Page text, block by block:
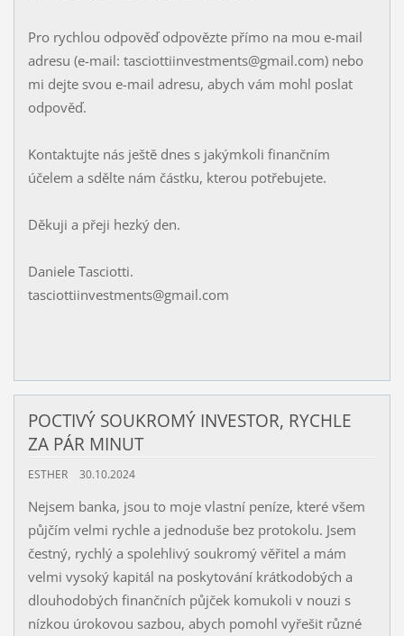
Pro rychlou odpověď odpovězte přímo na mou e-mail
adresu (e-mail: tasciottiinvestments@gmail.com) nebo
mi dejte svou e-mail adresu, abych vám mohl poslat
odpověď.
Kontaktujte nás ještě dnes s jakýmkoli finančním
účelem a sdělte nám částku, kterou potřebujete.
Děkuji a přeji hezký den.
Daniele Tasciotti.
tasciottiinvestments@gmail.com
POCTIVÝ SOUKROMÝ INVESTOR, RYCHLE
ZA PÁR MINUT
ESTHER 30.10.2024
Nejsem banka, jsou to moje vlastní peníze, které všem
půjčím velmi rychle a jednoduše bez protokolu. Jsem
čestný, rychlý a spolehlivý soukromý věřitel a mám
velmi vysoký kapitál na poskytování krátkodobých a
dlouhodobých finančních půjček komukoli v nouzi s
nízkou úrokovou sazbou, abych pomohl vyřešit různé